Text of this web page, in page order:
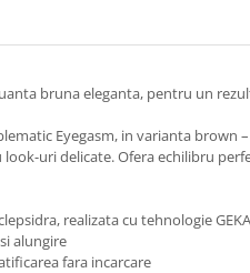
bruna eleganta, pentru un
Eyegasm, in varianta brown
look-uri delicate. Ofera echilibru
realizata cu tehnologie
alungire
fara incarcare